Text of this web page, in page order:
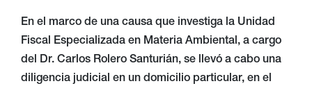
En el marco de una causa que investiga la Unidad
Fiscal Especializada en Materia Ambiental, a cargo
del Dr. Carlos Rolero Santurián, se llevó a cabo una
diligencia judicial en un domicilio particular, en el